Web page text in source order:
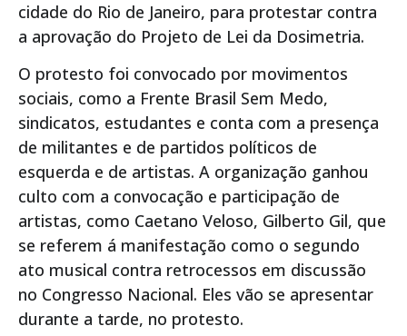
cidade do Rio de Janeiro, para protestar contra
a aprovação do Projeto de Lei da Dosimetria.
O protesto foi convocado por movimentos
sociais, como a Frente Brasil Sem Medo,
sindicatos, estudantes e conta com a presença
de militantes e de partidos políticos de
esquerda e de artistas. A organização ganhou
culto com a convocação e participação de
artistas, como Caetano Veloso, Gilberto Gil, que
se referem á manifestação como o segundo
ato musical contra retrocessos em discussão
no Congresso Nacional. Eles vão se apresentar
durante a tarde, no protesto.